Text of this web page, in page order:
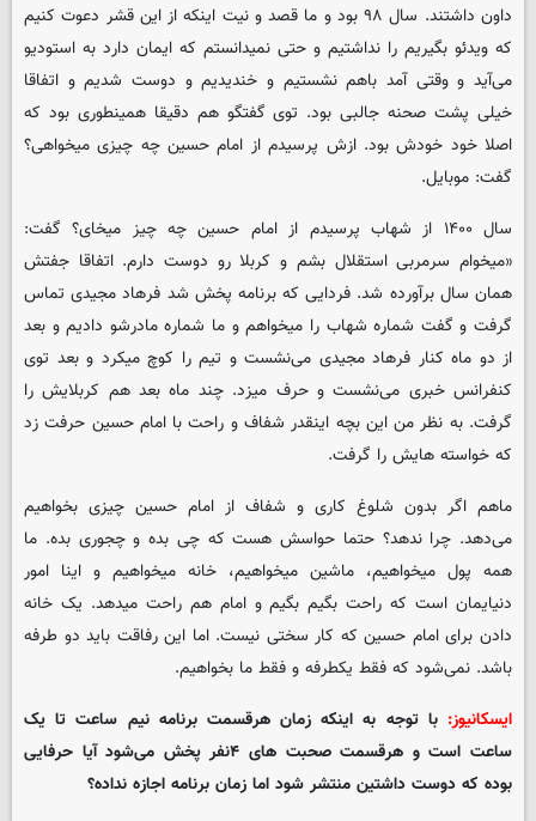
داون داشتند. سال ۹۸ بود و ما قصد و نیت اینکه از این قشر دعوت کنیم
که ویدئو بگیریم را نداشتیم و حتی نمیدانستم که ایمان دارد به استودیو
می‌آید و وقتی آمد باهم نشستیم و خندیدیم و دوست شدیم و اتفاقا
خیلی پشت صحنه جالبی بود. توی گفتگو هم دقیقا همینطوری بود که
اصلا خود خودش بود. ازش پرسیدم از امام حسین چه چیزی میخواهی؟
گفت: موبایل.
سال ۱۴۰۰ از شهاب پرسیدم از امام حسین چه چیز میخای؟ گفت:
«میخوام سرمربی استقلال بشم و کربلا رو دوست دارم. اتفاقا جفتش
همان سال برآورده شد. فردایی که برنامه پخش شد فرهاد مجیدی تماس
گرفت و گفت شماره شهاب را میخواهم و ما شماره مادرشو دادیم و بعد
از دو ماه کنار فرهاد مجیدی می‌نشست و تیم را کوچ میکرد و بعد توی
کنفرانس خبری می‌نشست و حرف میزد. چند ماه بعد هم کربلایش را
گرفت. به نظر من این بچه اینقدر شفاف و راحت با امام حسین حرفت زد
که خواسته هایش را گرفت.
ماهم اگر بدون شلوغ کاری و شفاف از امام حسین چیزی بخواهیم
می‌دهد. چرا ندهد؟ حتما حواسش هست که چی بده و چجوری بده. ما
همه پول میخواهیم، ماشین میخواهیم، خانه میخواهیم و اینا امور
دنیایمان است که راحت بگیم بگیم و امام هم راحت میدهد. یک خانه
دادن برای امام حسین که کار سختی نیست. اما این رفاقت باید دو طرفه
باشد. نمی‌شود که فقط یکطرفه و فقط ما بخواهیم.
ایسکانیوز: با توجه به اینکه زمان هرقسمت برنامه نیم ساعت تا یک
ساعت است و هرقسمت صحبت های ۴نفر پخش می‌شود آیا حرفایی
بوده که دوست داشتین منتشر شود اما زمان برنامه اجازه نداده؟